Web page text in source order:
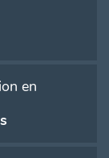
en